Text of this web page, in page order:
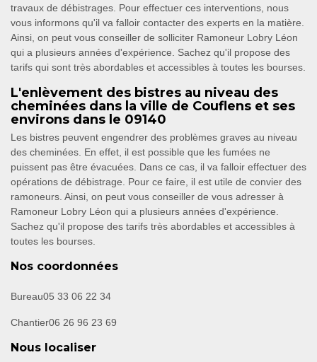
travaux de débistrages. Pour effectuer ces interventions, nous
vous informons qu'il va falloir contacter des experts en la matière.
Ainsi, on peut vous conseiller de solliciter Ramoneur Lobry Léon
qui a plusieurs années d'expérience. Sachez qu'il propose des
tarifs qui sont très abordables et accessibles à toutes les bourses.
L'enlèvement des bistres au niveau des
cheminées dans la ville de Couflens et ses
environs dans le 09140
Les bistres peuvent engendrer des problèmes graves au niveau
des cheminées. En effet, il est possible que les fumées ne
puissent pas être évacuées. Dans ce cas, il va falloir effectuer des
opérations de débistrage. Pour ce faire, il est utile de convier des
ramoneurs. Ainsi, on peut vous conseiller de vous adresser à
Ramoneur Lobry Léon qui a plusieurs années d'expérience.
Sachez qu'il propose des tarifs très abordables et accessibles à
toutes les bourses.
Nos coordonnées
Bureau05 33 06 22 34
Chantier06 26 96 23 69
Nous localiser